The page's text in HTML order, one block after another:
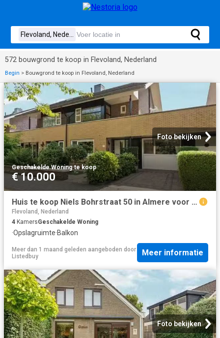
572 bouwgrond te koop in Flevoland, Nederland
Begin > Bouwgrond te koop in Flevoland, Nederland
Foto bekijken
Geschakelde Woning·te koop
€ 10.000
Huis te koop Niels Bohrstraat 50 in Almere voor € 625.000
Flevoland, Nederland
4 KamersGeschakelde Woning
·Opslagruimte·Balkon
Meer dan 1 maand geleden aangeboden door
Listedbuy
Meer informatie
Foto bekijken